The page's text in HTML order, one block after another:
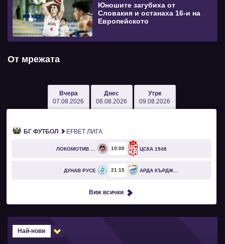
Юношите загубиха от
Словакия и останаха 16-и на
Европейското
От мрежата
Вчера
07.08.2026
Днес
08.08.2026
Утре
09.08.2026
БГ ФУТБОЛ EFBET ЛИГА
19 00 ЦСКА 1948
ДУНАВ РУСЕ 21 15 АРДА КЪРДЖАЛИ
Виж всички
Най-нови